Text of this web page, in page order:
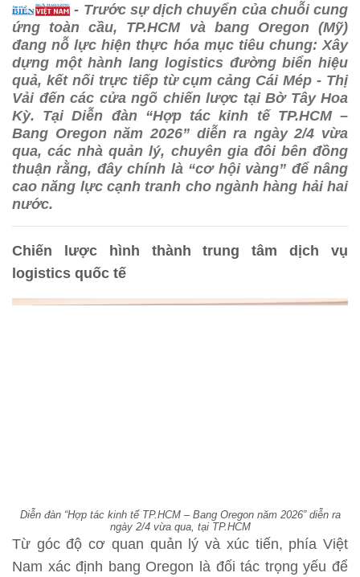
- Trước sự dịch chuyển của chuỗi cung
ứng toàn cầu, TP.HCM và bang Oregon (Mỹ)
đang nỗ lực hiện thực hóa mục tiêu chung: Xây
dựng một hành lang logistics đường biển hiệu
quả, kết nối trực tiếp từ cụm cảng Cái Mép - Thị
Vải đến các cửa ngõ chiến lược tại Bờ Tây Hoa
Kỳ. Tại Diễn đàn “Hợp tác kinh tế TP.HCM –
Bang Oregon năm 2026” diễn ra ngày 2/4 vừa
qua, các nhà quản lý, chuyên gia đôi bên đồng
thuận rằng, đây chính là “cơ hội vàng” để nâng
cao năng lực cạnh tranh cho ngành hàng hải hai
nước.
Chiến lược hình thành trung tâm dịch vụ
logistics quốc tế
Diễn đàn “Hợp tác kinh tế TP.HCM – Bang Oregon năm 2026” diễn ra
ngày 2/4 vừa qua, tại TP.HCM
Từ góc độ cơ quan quản lý và xúc tiến, phía Việt
Nam xác định bang Oregon là đối tác trọng yếu để